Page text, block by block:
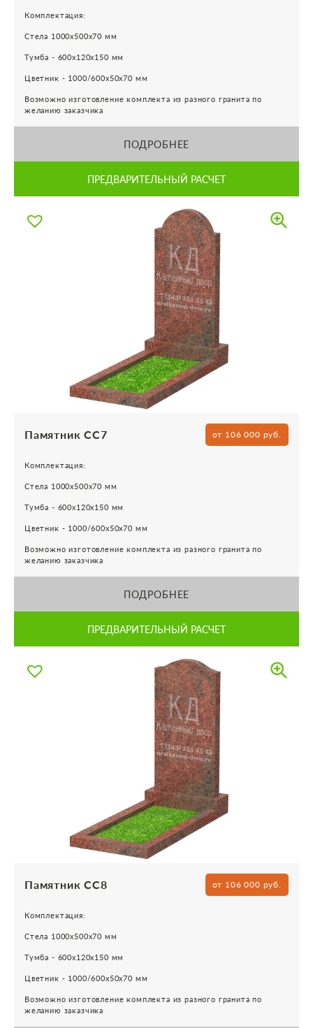
Комплектация:
Стела 1000х500х70 мм
Тумба - 600х120х150 мм
Цветник - 1000/600х50х70 мм
Возможно изготовление комплекта из разного гранита по
желанию заказчика
ПОДРОБНЕЕ
ПРЕДВАРИТЕЛЬНЫЙ РАСЧЕТ
Памятник СС7 от 106 000 руб.
Комплектация:
Стела 1000х500х70 мм
Тумба - 600х120х150 мм
Цветник - 1000/600х50х70 мм
Возможно изготовление комплекта из разного гранита по
желанию заказчика
ПОДРОБНЕЕ
ПРЕДВАРИТЕЛЬНЫЙ РАСЧЕТ
Памятник СС8 от 106 000 руб.
Комплектация:
Стела 1000х500х70 мм
Тумба - 600х120х150 мм
Цветник - 1000/600х50х70 мм
Возможно изготовление комплекта из разного гранита по
желанию заказчика